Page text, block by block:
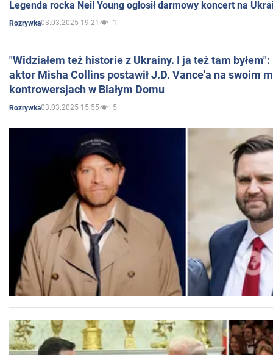
Legenda rocka Neil Young ogłosił darmowy koncert na
Rozrywka03.03.2025 19:21 1
"Widziałem też historie z Ukrainy. I ja też tam
aktor Misha Collins postawił J.D. Vance'a na swoim
kontrowersjach w Białym Domu
Rozrywka03.03.2025 15:55 5